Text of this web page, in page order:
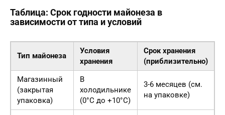
Таблица: Срок годности майонеза в
зависимости от типа и условий
Тип майонеза
Условия
хранения
Срок хранения
(приблизительно)
Магазинный
(закрытая
упаковка)
В
холодильнике
(0°C до +10°C)
3-6 месяцев (см.
на упаковке)